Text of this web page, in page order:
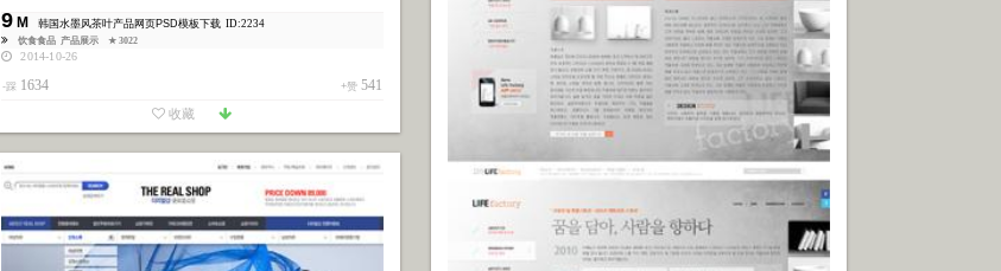
9M 韩国水墨风茶叶产品网页PSD模板下载 ID:2234
饮食食品 产品展示 ★ 3022
2014-10-26
-踩 1634 +赞541
收藏